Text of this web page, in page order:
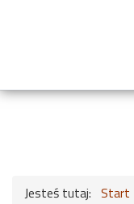
Jesteś tutaj: Start